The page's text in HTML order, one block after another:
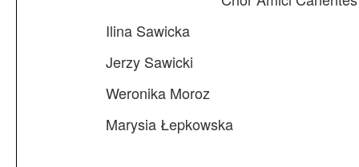
Ilina Sawicka
Jerzy Sawicki
Weronika Moroz
Marysia Łepkowska